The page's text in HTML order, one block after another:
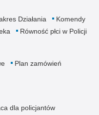
Działania
Komendy
Równość płci w Policji
Plan zamówień
dla policjantów